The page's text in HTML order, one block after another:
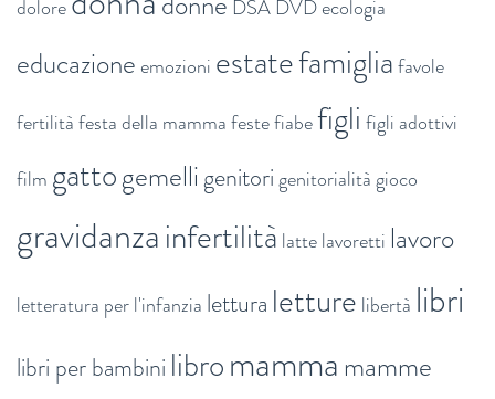
dolore
DSA DVDecologia
educazioneemozioni estatefamigliafavole
fertilitàfesta della mammafestefiabefigli figli adottivi
film gattogemelligenitorigenitorialitàgioco
gravidanzainfertilità lattelavoretti lavoro
letteratura per l'infanzia lettura letture libertà libri
libri per bambini libromamma mamme